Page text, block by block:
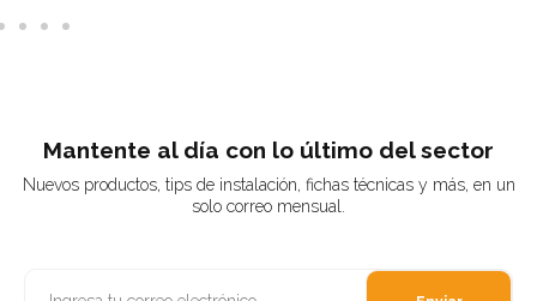
Mantente al día con lo último del sector
Nuevos productos, tips de instalación, fichas técnicas y más, en un
solo correo mensual.